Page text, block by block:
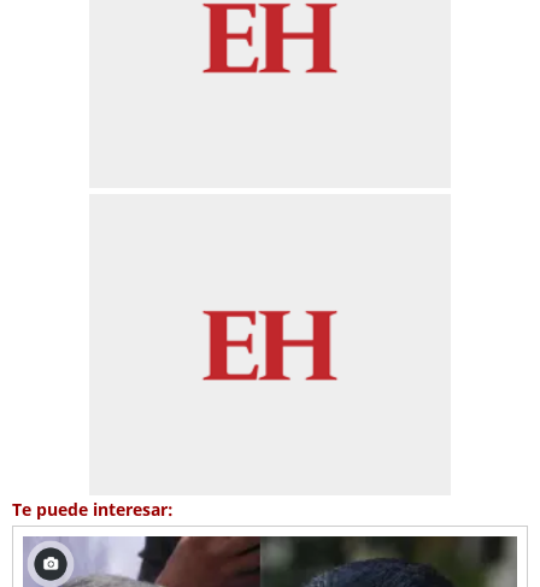
Te puede interesar: